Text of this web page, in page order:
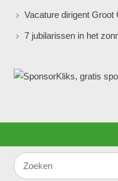
Vacature dirigent Groot
7 jubilarissen in het